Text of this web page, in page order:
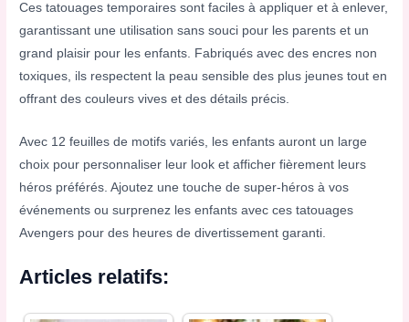
Ces tatouages temporaires sont faciles à appliquer et à enlever,
garantissant une utilisation sans souci pour les parents et un
grand plaisir pour les enfants. Fabriqués avec des encres non
toxiques, ils respectent la peau sensible des plus jeunes tout en
offrant des couleurs vives et des détails précis.
Avec 12 feuilles de motifs variés, les enfants auront un large
choix pour personnaliser leur look et afficher fièrement leurs
héros préférés. Ajoutez une touche de super-héros à vos
événements ou surprenez les enfants avec ces tatouages
Avengers pour des heures de divertissement garanti.
Articles relatifs: